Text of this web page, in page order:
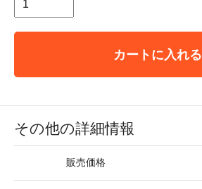
カートに入れる
その他の詳細情報
販売価格